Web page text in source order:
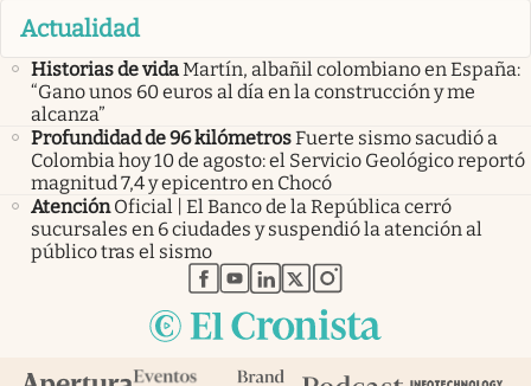
Actualidad
Historias de vidaMartín, albañil colombiano en España:
“Gano unos 60 euros al día en la construcción y me
alcanza”
Profundidad de 96 kilómetrosFuerte sismo sacudió a
Colombia hoy 10 de agosto: el Servicio Geológico reportó
magnitud 7,4 y epicentro en Chocó
Atención Oficial | El Banco de la República cerró
sucursales en 6 ciudades y suspendió la atención al
público tras el sismo
abre en nueva pestaña
abre en nueva pestaña
abre en nueva pestaña
abre en nueva pestaña
abre en nueva pestaña